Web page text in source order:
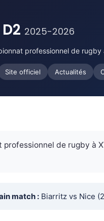
2025-2026
professionnel de
Site officiel Actualités
de rugby à
match : Biarritz vs Nice